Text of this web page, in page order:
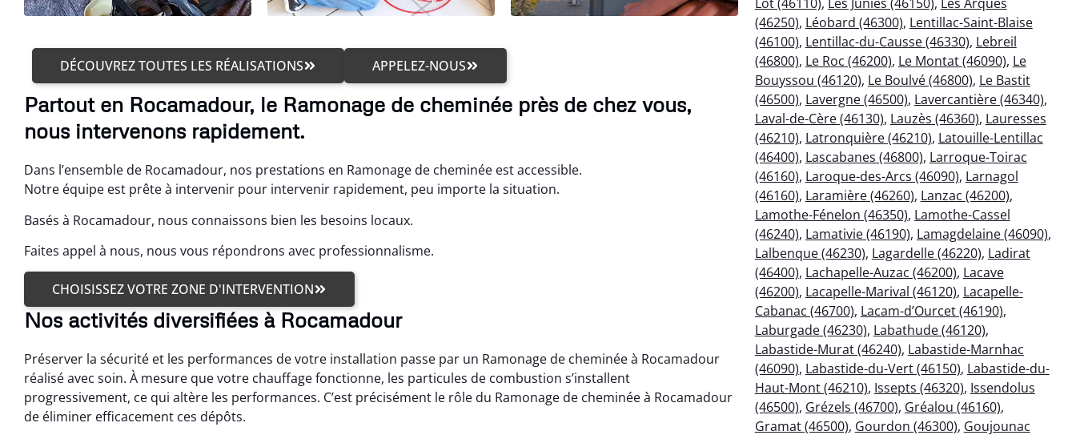
DÉCOUVREZ TOUTES LES RÉALISATIONS APPELEZ-NOUS
Partout en Rocamadour, le Ramonage de cheminée près de chez vous,
nous intervenons rapidement.
Dans l’ensemble de Rocamadour, nos prestations en Ramonage de cheminée est accessible.
Notre équipe est prête à intervenir pour intervenir rapidement, peu importe la situation.
Basés à Rocamadour, nous connaissons bien les besoins locaux.
Faites appel à nous, nous vous répondrons avec professionnalisme.
CHOISISSEZ VOTRE ZONE D'INTERVENTION
Nos activités diversifiées à Rocamadour
Préserver la sécurité et les performances de votre installation passe par un Ramonage de cheminée à Rocamadour
réalisé avec soin. À mesure que votre chauffage fonctionne, les particules de combustion s’installent
progressivement, ce qui altère les performances. C’est précisément le rôle du Ramonage de cheminée à Rocamadour
de éliminer efficacement ces dépôts.
(46250), Léobard (46300), Lentillac-Saint-Blaise
(46100), Lentillac-du-Causse (46330), Lebreil
(46800), Le Roc (46200), Le Montat (46090), Le
Bouyssou (46120), Le Boulvé (46800), Le Bastit
(46500), Lavergne (46500), Lavercantière (46340),
Laval-de-Cère (46130), Lauzès (46360), Lauresses
(46210), Latronquière (46210), Latouille-Lentillac
(46400), Lascabanes (46800), Larroque-Toirac
(46160), Laroque-des-Arcs (46090), Larnagol
(46160), Laramière (46260), Lanzac (46200),
Lamothe-Fénelon (46350), Lamothe-Cassel
(46240), Lamativie (46190), Lamagdelaine (46090),
Lalbenque (46230), Lagardelle (46220), Ladirat
(46400), Lachapelle-Auzac (46200), Lacave
(46200), Lacapelle-Marival (46120), Lacapelle-
Cabanac (46700), Lacam-d’Ourcet (46190),
Laburgade (46230), Labathude (46120),
Labastide-Murat (46240), Labastide-Marnhac
(46090), Labastide-du-Vert (46150), Labastide-du-
Haut-Mont (46210), Issepts (46320), Issendolus
(46500), Grézels (46700), Gréalou (46160),
Gramat (46500), Gourdon (46300), Goujounac